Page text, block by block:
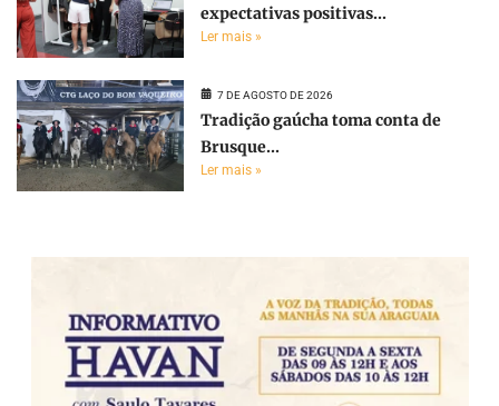
expectativas positivas...
Ler mais »
7 DE AGOSTO DE 2026
Tradição gaúcha toma conta de
Brusque...
Ler mais »